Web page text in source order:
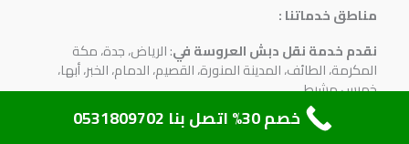
مناطق خدماتنا :
نقدم خدمة نقل دبش العروسة في: الرياض، جدة، مكة
المكرمة، الطائف، المدينة المنورة، القصيم، الدمام، الخبر، أبها،
خميس مشيط
جاهزون للرد علي استفساراتكم علي مدار 24 ساعة طوال خصم 30% اتصل بنا 0531809702